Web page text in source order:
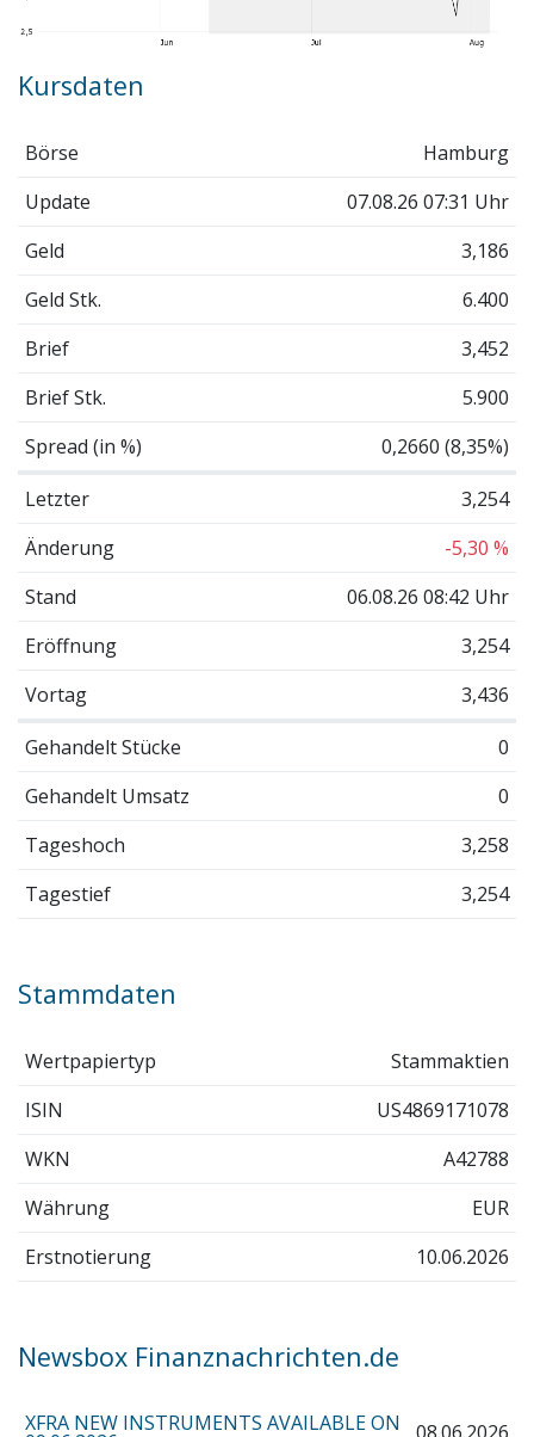
Kursdaten
Börse
Hamburg
Update
07.08.26 07:31 Uhr
Geld
3,186
Geld Stk.
6.400
Brief
3,452
Brief Stk.
5.900
Spread (in %)
0,2660 (8,35%)
Letzter
3,254
Änderung
-5,30 %
Stand
06.08.26 08:42 Uhr
Eröffnung
3,254
Vortag
3,436
Gehandelt Stücke
0
Gehandelt Umsatz
0
Tageshoch
3,258
Tagestief
3,254
Stammdaten
Wertpapiertyp
Stammaktien
ISIN
US4869171078
WKN
A42788
Währung
EUR
Erstnotierung
10.06.2026
Newsbox Finanznachrichten.de
XFRA NEW INSTRUMENTS AVAILABLE ON